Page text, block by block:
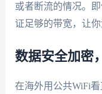
或者断流的情况。
证足够的带宽，让你
数据安全加密
在海外用公共WiFi